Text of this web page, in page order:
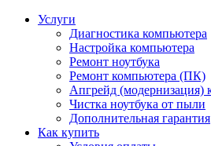
Услуги
Диагностика компьютера
Настройка компьютера
Ремонт ноутбука
Ремонт компьютера (ПК)
Апгрейд (модернизация)
Чистка ноутбука от пыли
Дополнительная гарантия
Как купить